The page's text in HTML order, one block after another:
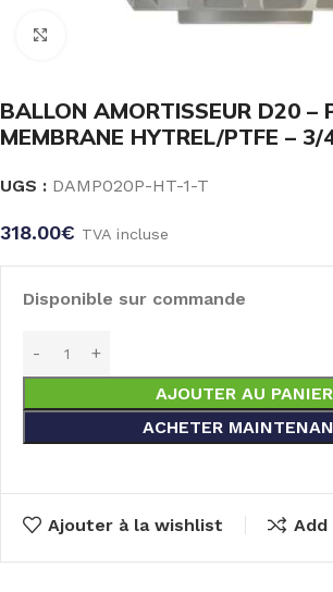
BALLON AMORTISSEUR D20 –
MEMBRANE HYTREL/PTFE – 3/
UGS : DAMP020P-HT-1-T
318.00€ TVA incluse
Disponible sur commande
AJOUTER AU PANIER
ACHETER
Ajouter à la wishlist Add